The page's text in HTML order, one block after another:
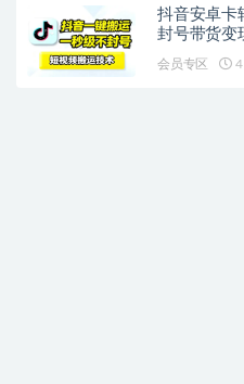
抖音安卓卡
封号带货变
会员专区 4